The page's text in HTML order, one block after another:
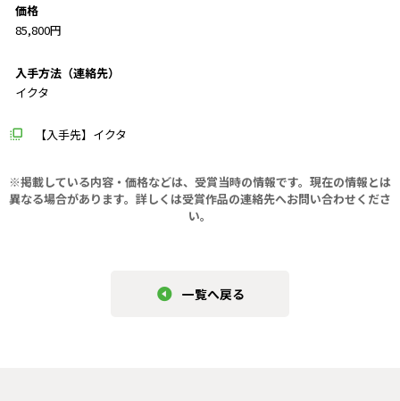
価格
85,800円
入手方法（連絡先）
イクタ
【入手先】イクタ
※掲載している内容・価格などは、受賞当時の情報です。現在の情報とは
異なる場合があります。 詳しくは受賞作品の連絡先へお問い合わせくださ
い。
一覧へ戻る